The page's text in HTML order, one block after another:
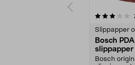
Slippapper
Bosch
pack
Bosch